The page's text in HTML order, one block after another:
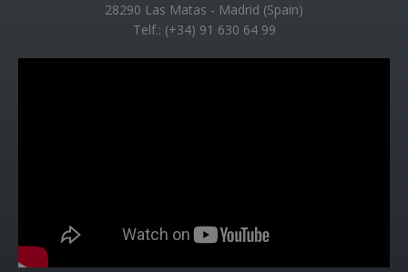
28290 Las Matas - Madrid (Spain)
Telf.: (+34) 91 630 64 99